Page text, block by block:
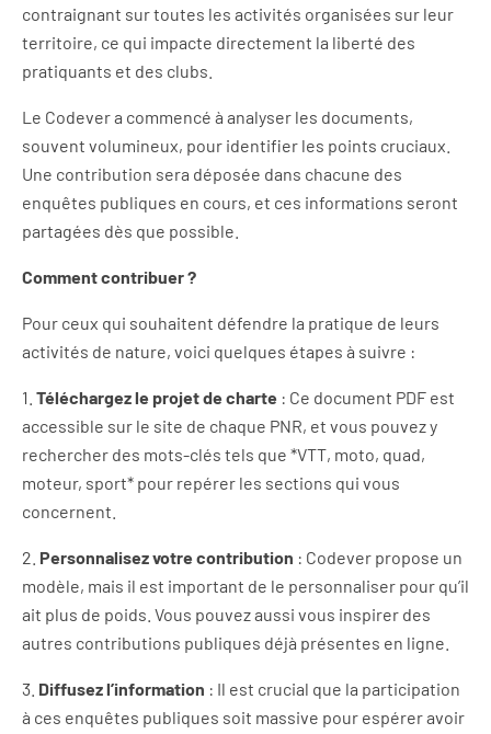
contraignant sur toutes les activités organisées sur leur
territoire, ce qui impacte directement la liberté des
pratiquants et des clubs.
Le Codever a commencé à analyser les documents,
souvent volumineux, pour identifier les points cruciaux.
Une contribution sera déposée dans chacune des
enquêtes publiques en cours, et ces informations seront
partagées dès que possible.
Comment contribuer ?
Pour ceux qui souhaitent défendre la pratique de leurs
activités de nature, voici quelques étapes à suivre :
1. Téléchargez le projet de charte : Ce document PDF est
accessible sur le site de chaque PNR, et vous pouvez y
rechercher des mots-clés tels que *VTT, moto, quad,
moteur, sport* pour repérer les sections qui vous
concernent.
2. Personnalisez votre contribution : Codever propose un
modèle, mais il est important de le personnaliser pour qu’il
ait plus de poids. Vous pouvez aussi vous inspirer des
autres contributions publiques déjà présentes en ligne.
3. Diffusez l’information : Il est crucial que la participation
à ces enquêtes publiques soit massive pour espérer avoir